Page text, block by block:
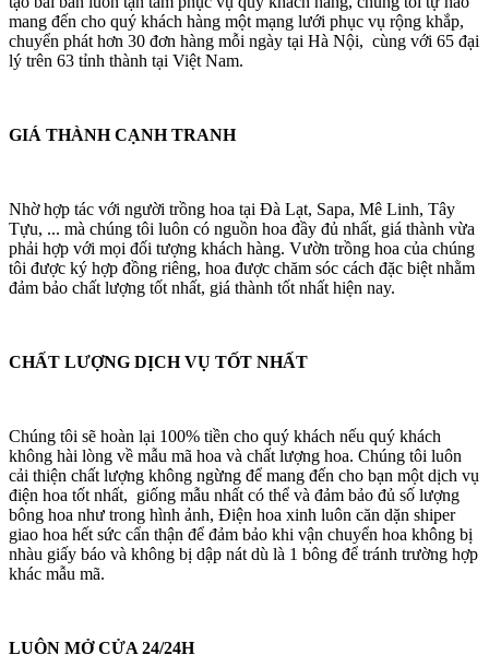
mang đến cho quý khách hàng một mạng lưới phục vụ rộng khắp,
chuyển phát hơn 30 đơn hàng mỗi ngày tại Hà Nội, cùng với 65 đại
lý trên 63 tỉnh thành tại Việt Nam.
GIÁ THÀNH CẠNH TRANH
Nhờ hợp tác với người trồng hoa tại Đà Lạt, Sapa, Mê Linh, Tây
Tựu, ... mà chúng tôi luôn có nguồn hoa đầy đủ nhất, giá thành vừa
phải hợp với mọi đối tượng khách hàng. Vườn trồng hoa của chúng
tôi được ký hợp đồng riêng, hoa được chăm sóc cách đặc biệt nhằm
đảm bảo chất lượng tốt nhất, giá thành tốt nhất hiện nay.
CHẤT LƯỢNG DỊCH VỤ TỐT NHẤT
Chúng tôi sẽ hoàn lại 100% tiền cho quý khách nếu quý khách
không hài lòng về mẫu mã hoa và chất lượng hoa. Chúng tôi luôn
cải thiện chất lượng không ngừng để mang đến cho bạn một dịch vụ
điện hoa tốt nhất, giống mẫu nhất có thể và đảm bảo đủ số lượng
bông hoa như trong hình ảnh, Điện hoa xinh luôn căn dặn shiper
giao hoa hết sức cẩn thận để đảm bảo khi vận chuyển hoa không bị
nhàu giấy báo và không bị dập nát dù là 1 bông để tránh trường hợp
khác mẫu mã.
LUÔN MỞ CỬA 24/24H